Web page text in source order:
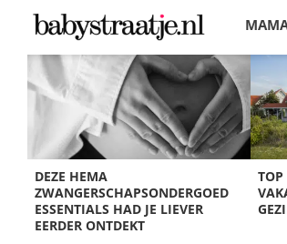
DEZE HEMA
ZWANGERSCHAPSONDERGOED
ESSENTIALS HAD JE LIEVER
EERDER ONTDEKT
TOP